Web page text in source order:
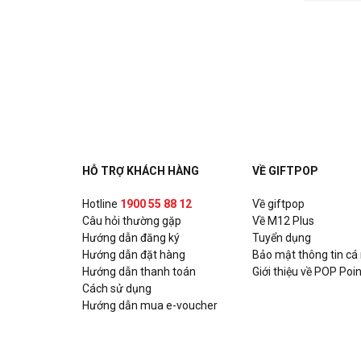
HỖ TRỢ KHÁCH HÀNG
Hotline 1900 55 88 12
Câu hỏi thường gặp
Hướng dẫn đăng ký
Hướng dẫn đặt hàng
Hướng dẫn thanh toán
Cách sử dụng
Hướng dẫn mua e-voucher
VỀ GIFTPOP
Về giftpop
Về M12 Plus
Tuyển dụng
Bảo mật thông tin cá
Giới thiệu về POP